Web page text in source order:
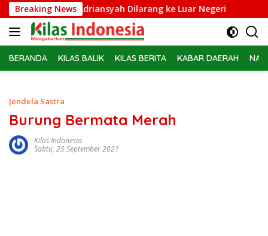
Langsung
ke
konten
Breaking News
Febrie Adriansyah Dilarang ke Luar Negeri
BERANDA KILAS BALIK KILAS BERITA KABAR DAERAH
Jendela Sastra
Burung Bermata Merah
Kilas Indonesia
Sabtu, 25 September 2021